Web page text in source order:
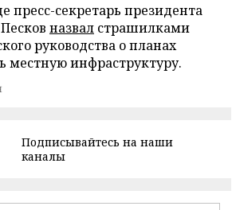
пресс-секретарь президента
назвал страшилками
руководства о планах
местную инфраструктуру.
Подписывайтесь на наши
каналы